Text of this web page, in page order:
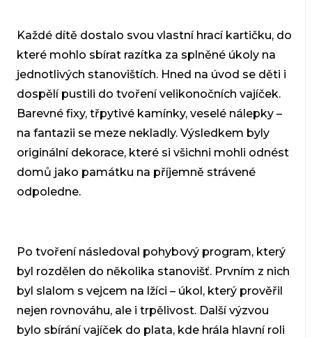
Každé dítě dostalo svou vlastní hrací kartičku, do
které mohlo sbírat razítka za splněné úkoly na
jednotlivých stanovištích. Hned na úvod se děti i
dospělí pustili do tvoření velikonočních vajíček.
Barevné fixy, třpytivé kamínky, veselé nálepky –
na fantazii se meze nekladly. Výsledkem byly
originální dekorace, které si všichni mohli odnést
domů jako památku na příjemně strávené
odpoledne.
Po tvoření následoval pohybový program, který
byl rozdělen do několika stanovišť. Prvním z nich
byl slalom s vejcem na lžíci – úkol, který prověřil
nejen rovnováhu, ale i trpělivost. Další výzvou
bylo sbírání vajíček do plata, kde hrála hlavní roli